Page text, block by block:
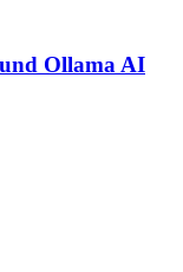
Ollama AI